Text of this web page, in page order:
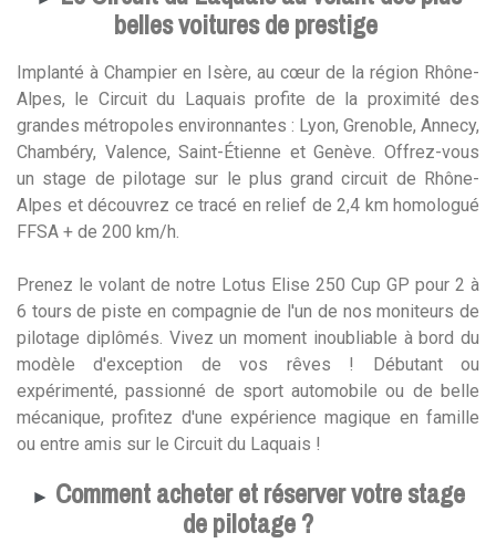
belles voitures de prestige
Implanté à Champier en Isère, au cœur de la région Rhône-
Alpes, le Circuit du Laquais profite de la proximité des
grandes métropoles environnantes : Lyon, Grenoble, Annecy,
Chambéry, Valence, Saint-Étienne et Genève. Offrez-vous
un stage de pilotage sur le plus grand circuit de Rhône-
Alpes et découvrez ce tracé en relief de 2,4 km homologué
FFSA + de 200 km/h.
Prenez le volant de notre Lotus Elise 250 Cup GP pour 2 à
6 tours de piste en compagnie de l'un de nos moniteurs de
pilotage diplômés. Vivez un moment inoubliable à bord du
modèle d'exception de vos rêves ! Débutant ou
expérimenté, passionné de sport automobile ou de belle
mécanique, profitez d'une expérience magique en famille
ou entre amis sur le Circuit du Laquais !
► Comment acheter et réserver votre stage
de pilotage ?